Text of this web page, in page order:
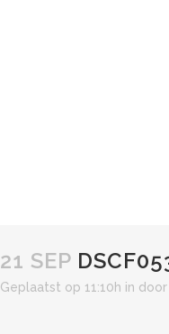
21 SEP
Geplaatst op 11:10h in